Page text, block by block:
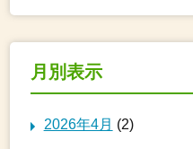
月別表示
2026年4月 (2)